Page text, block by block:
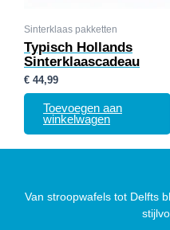
Sinterklaas pakketten
Typisch Hollands
Sinterklaascadeau
€ 44,99
Toevoegen aan
winkelwagen
Van stroopwafels tot Delfts